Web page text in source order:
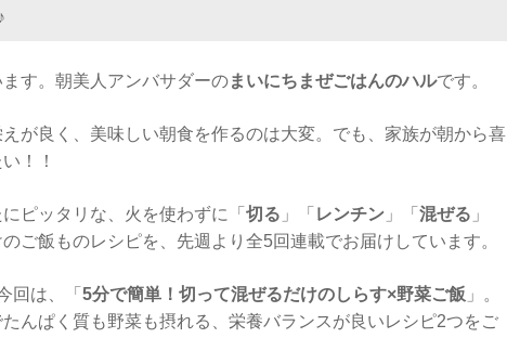
す。朝美人アンバサダーのまいにちまぜごはんのハルです。
が良く、美味しい朝食を作るのは大変。でも、家族が朝から喜
！！
ピッタリな、火を使わずに「 切る 」「 レンチン 」「 混ぜる 」
のご飯ものレシピを、先週より全5回連載でお届けしています。
回は、「 5分で簡単！切って混ぜるだけのしらす×野菜ご飯 」。
んぱく質も野菜も摂れる、栄養バランスが良いレシピ2つをご